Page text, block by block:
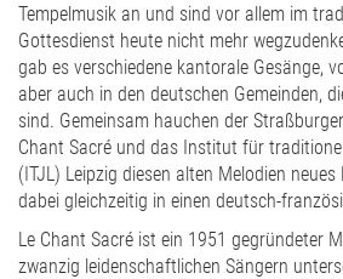
Tempelmusik an und sind vor allem im
Gottesdienst heute nicht mehr
gab es verschiedene kantorale Gesänge,
aber auch in den deutschen Gemeinden,
sind. Gemeinsam hauchen der
Chant Sacré und das Institut für
(ITJL) Leipzig diesen alten Melodien
dabei gleichzeitig in einen deutsch-
Le Chant Sacré ist ein 1951 gegründeter
zwanzig leidenschaftlichen Sängern